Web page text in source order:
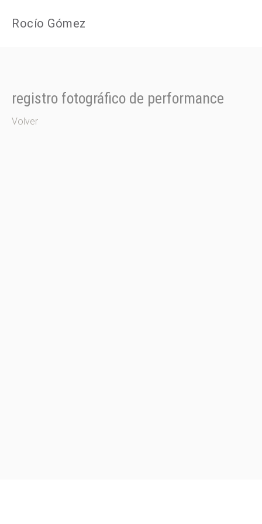
Rocío Gómez
registro fotográfico de performance
Volver